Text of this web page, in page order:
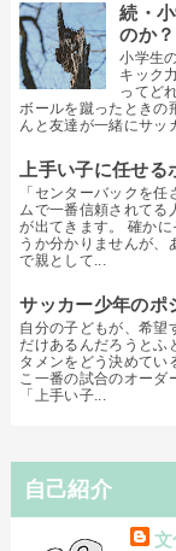
続・
のか？
小学生
キック
ってど
ボールを蹴ったときの
んと友達が一緒にサッ
上手い子に任せる
「センターバックを
ムで一番信頼されてる
が出てきます。 確か
うか分かりませんが、
で親として...
サッカー少年のポ
自分の子どもが、希望
だけあるんだろうとふ
タメンをどう決めてい
こ一番の試合のオーダ
「上手い子...
自己紹介